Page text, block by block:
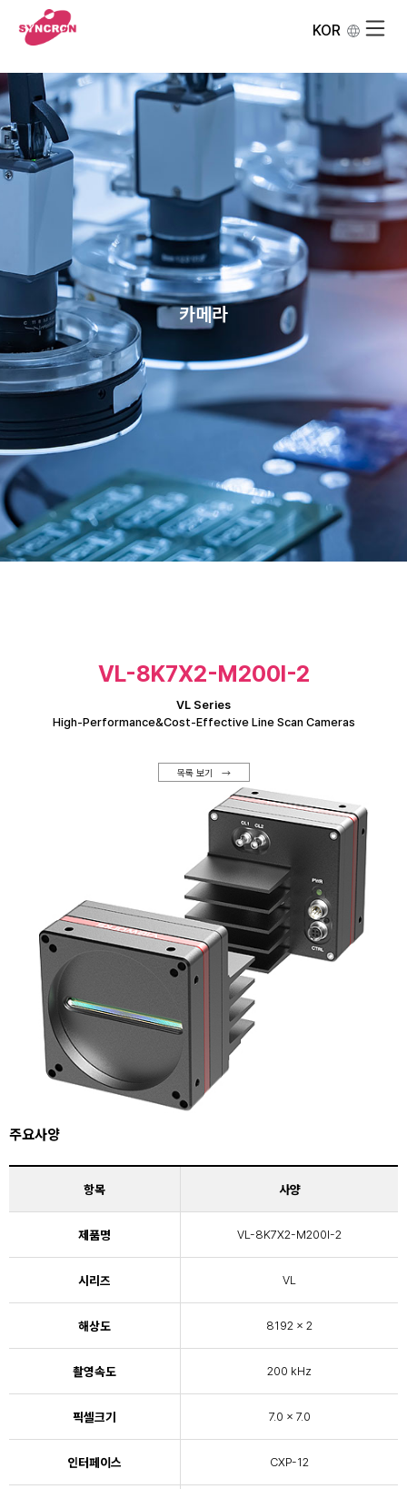
KOR
카메라
VL-8K7X2-M200I-2
VL Series
High-Performance&Cost-Effective Line Scan Cameras
목록 보기
주요사양
항목 사양
제품명 VL-8K7X2-M200I-2
시리즈 VL
해상도 8192 x 2
촬영속도 200 kHz
픽셀크기 7.0 x 7.0
인터페이스 CXP-12